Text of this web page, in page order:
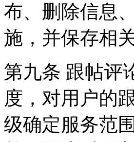
布、删除信息
施，并保存相
第九条 跟帖评
度，对用户的
级确定服务范